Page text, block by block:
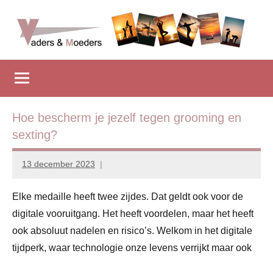
inhoud
springen
Vadersenmoeders
iedereen
wel
eens
hulp
gebruiken
Hoe bescherm je jezelf tegen grooming en
sexting?
13 december 2023
Marion
Elke medaille heeft twee zijdes. Dat geldt ook voor de
digitale vooruitgang. Het heeft voordelen, maar het heeft
ook absoluut nadelen en risico’s. Welkom in het digitale
tijdperk, waar technologie onze levens verrijkt maar ook